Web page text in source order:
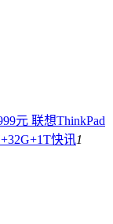
元 联想ThinkPad
快讯1